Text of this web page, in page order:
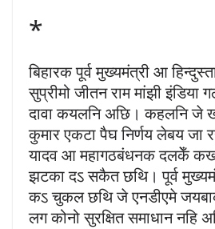
*
बिहारक पूर्व मुख्यमंत्री आ
सुप्रीमो जीतन राम मांझी
दावा कयलनि अछि। कहलनि जे
कुमार एकटा पैघ निर्णय लेबय
यादव आ महागठबंधनक दलकेँ
झटका दऽ सकैत छथि। पूर्व
कऽ चुकल छथि जे एनडीएमे
लग कोनो सुरक्षित समाधान नहि